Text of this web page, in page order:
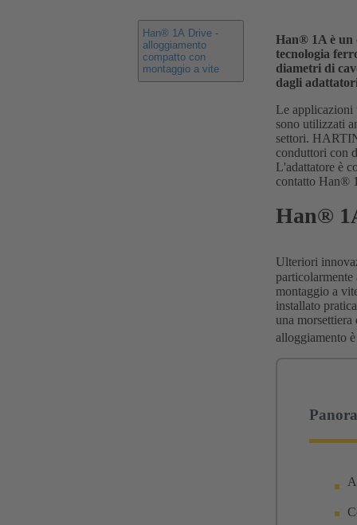
Han® 1A Drive -
alloggiamento
compatto con
montaggio a vite
Han® 1A è un
tecnologia
diametri di
dagli
Le applicazioni
sono utilizzati
settori.
conduttori con
L'adattatore è
contatto Han®
Han®
Ulteriori
montaggio a
installato
una
alloggiamento